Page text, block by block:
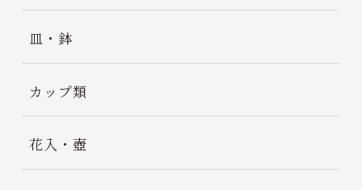
皿・鉢
カップ類
花入・壺